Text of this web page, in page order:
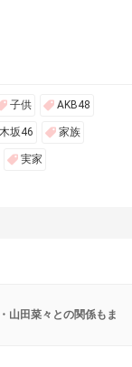
子供 AKB48
坂46 家族
実家
山田菜々との関係もま